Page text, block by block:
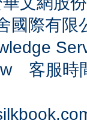
國際有
客服時